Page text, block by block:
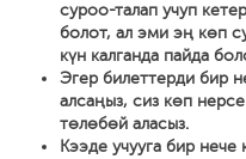
суроо-талап учуп
болот, ал эми эң көп
күн калганда пайда
Эгер билеттерди бир
алсаңыз, сиз көп
төлөбөй аласыз.
Кээде учууга бир нече